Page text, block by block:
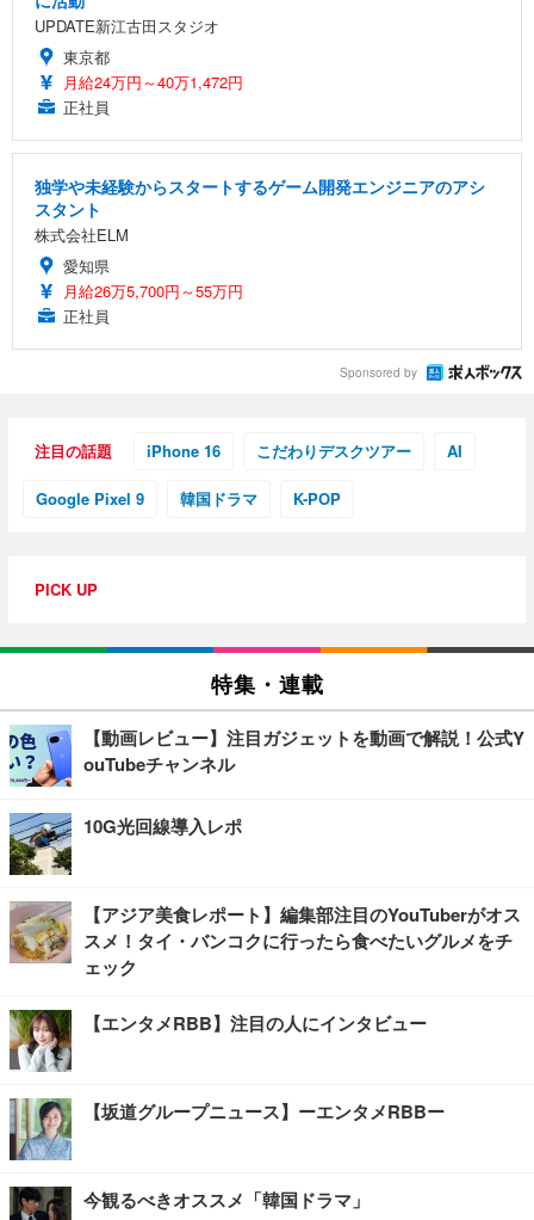
UPDATE新江古田スタジオ
東京都
月給24万円～40万1,472円
正社員
独学や未経験からスタートするゲーム開発エンジニアのアシ
スタント
株式会社ELM
愛知県
月給26万5,700円～55万円
正社員
Sponsored by
注目の話題 iPhone 16 こだわりデスクツアー AI
Google Pixel 9 韓国ドラマ K-POP
PICK UP
特集・連載
【動画レビュー】注目ガジェットを動画で解説！公式Y
ouTubeチャンネル
10G光回線導入レポ
【アジア美食レポート】編集部注目のYouTuberがオス
スメ！タイ・バンコクに行ったら食べたいグルメをチ
ェック
【エンタメRBB】注目の人にインタビュー
【坂道グループニュース】ーエンタメRBBー
今観るべきオススメ「韓国ドラマ」